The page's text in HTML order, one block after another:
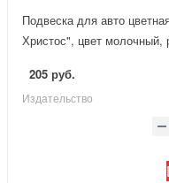
Подвеска для авто
Христос", цвет
205 руб.
Издательство